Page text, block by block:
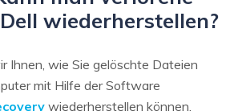
wiederherstellen?
Ihnen, wie Sie gelöschte Dateien
mit Hilfe der Software
wiederherstellen können.